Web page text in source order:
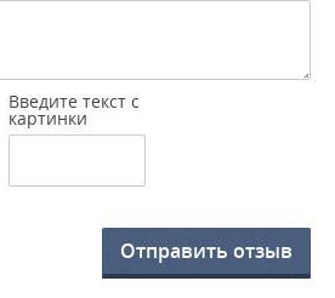
Введите текст с
картинки
Отправить отзыв